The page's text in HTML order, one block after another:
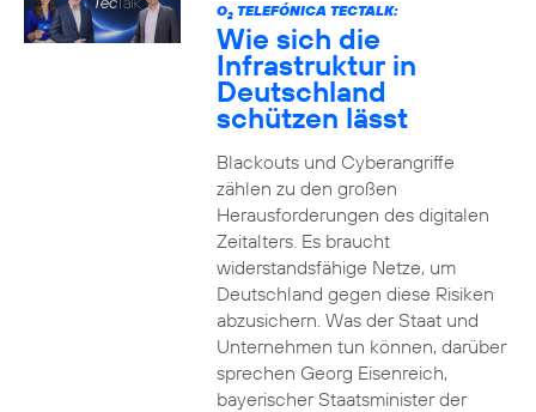
O2TELEFÓNICA TECTALK:
Wie sich die
Infrastruktur in
Deutschland
schützen lässt
Blackouts und Cyberangriffe
zählen zu den großen
Herausforderungen des digitalen
Zeitalters. Es braucht
widerstandsfähige Netze, um
Deutschland gegen diese Risiken
abzusichern. Was der Staat und
Unternehmen tun können, darüber
sprechen Georg Eisenreich,
bayerischer Staatsminister der